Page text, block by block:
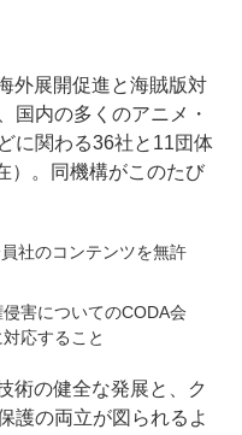
外展開促進と海賊版対
国内の多くのアニメ・
に関わる36社と11団体
）。同機構がこのたび
社のコンテンツを無許
害についてのCODA会
応すること
術の健全な発展と、ク
護の両立が図られるよ